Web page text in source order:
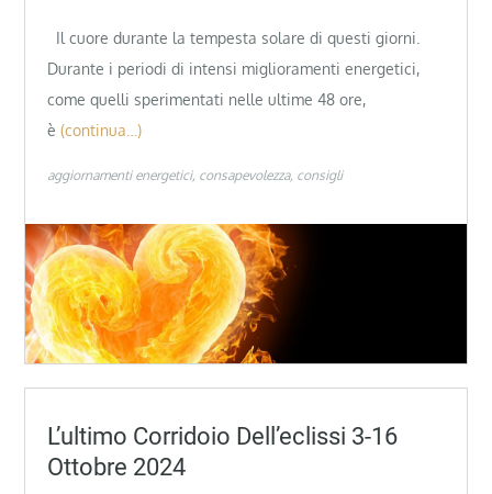
Il cuore durante la tempesta solare di questi giorni.
Durante i periodi di intensi miglioramenti energetici,
come quelli sperimentati nelle ultime 48 ore,
è (continua…)
aggiornamenti energetici consapevolezza consigli
L’ultimo Corridoio Dell’eclissi 3-16
Ottobre 2024